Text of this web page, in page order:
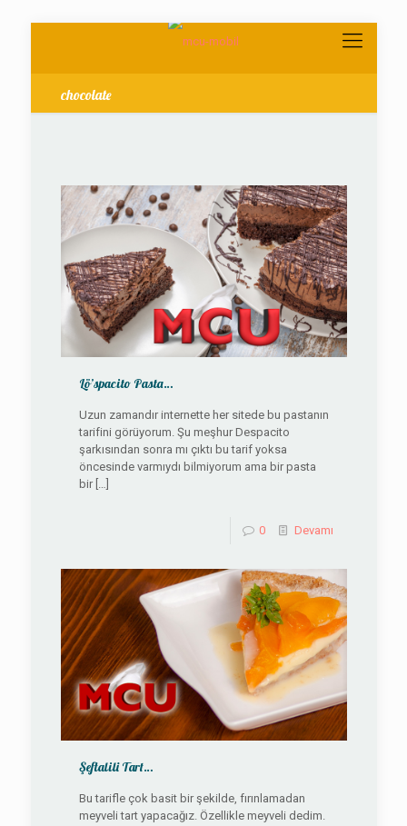
chocolate
Lö’spacito Pasta…
Uzun zamandır internette her sitede bu pastanın
tarifini görüyorum. Şu meşhur Despacito
şarkısından sonra mı çıktı bu tarif yoksa
öncesinde varmıydı bilmiyorum ama bir pasta
bir[…]
0 Devamı
Şeftalili Tart…
Bu tarifle çok basit bir şekilde, fırınlamadan
meyveli tart yapacağız. Özellikle meyveli dedim.